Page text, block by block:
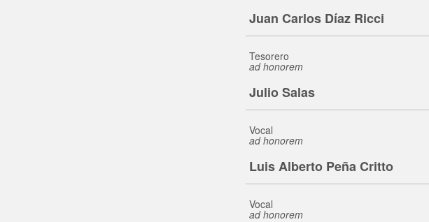
Juan Carlos Díaz Ricci
Tesorero
ad honorem
Julio Salas
Vocal
ad honorem
Luis Alberto Peña Critto
Vocal
ad honorem